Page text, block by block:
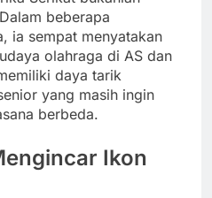
beberapa
ia sempat menyatakan
olahraga di AS dan
daya tarik
yang masih ingin
berbeda.
Ikon